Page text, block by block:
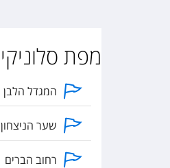
מפת סלוניקי
המגדל הלבן
שער הניצחון
רחוב הברים